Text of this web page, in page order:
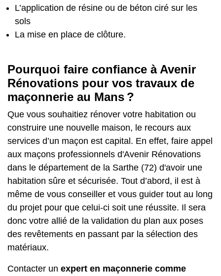
L’application de résine ou de béton ciré sur les
sols
La mise en place de clôture.
Pourquoi faire confiance à Avenir
Rénovations pour vos travaux de
maçonnerie au Mans ?
Que vous souhaitiez rénover votre habitation ou
construire une nouvelle maison, le recours aux
services d’un maçon est capital. En effet, faire appel
aux maçons professionnels d'Avenir Rénovations
dans le département de la Sarthe (72) d'avoir une
habitation sûre et sécurisée. Tout d’abord, il est à
même de vous conseiller et vous guider tout au long
du projet pour que celui-ci soit une réussite. Il sera
donc votre allié de la validation du plan aux poses
des revêtements en passant par la sélection des
matériaux.
Contacter un expert en maçonnerie comme